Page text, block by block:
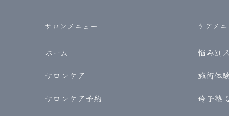
サロンメニュー
ホーム
サロンケア
サロンケア予約
ケアメ
悩み別
施術体
玲子塾